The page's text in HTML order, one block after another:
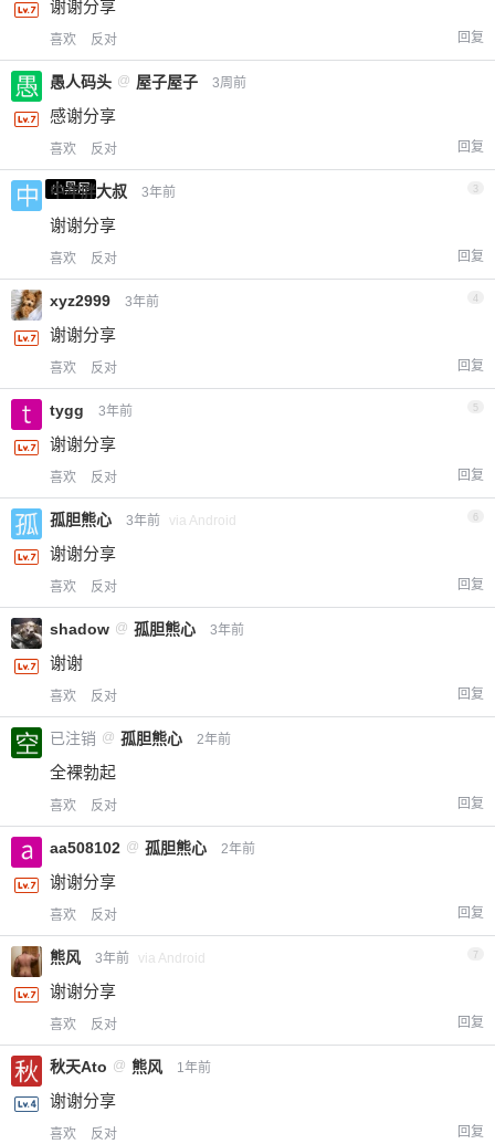
谢谢分享
喜欢 反对 回复
愚人码头 @ 屋子屋子 3周前
感谢分享
喜欢 反对 回复
小黑屋
中年胖大叔 3年前 3
谢谢分享
喜欢 反对 回复
xyz2999 3年前 4
谢谢分享
喜欢 反对 回复
tygg 3年前 5
谢谢分享
喜欢 反对 回复
孤胆熊心 3年前 via Android 6
谢谢分享
喜欢 反对 回复
shadow @ 孤胆熊心 3年前
谢谢
喜欢 反对 回复
已注销 @ 孤胆熊心 2年前
全裸勃起
喜欢 反对 回复
aa508102 @ 孤胆熊心 2年前
谢谢分享
喜欢 反对 回复
熊风 3年前 via Android 7
谢谢分享
喜欢 反对 回复
秋天Ato @ 熊风 1年前
谢谢分享
喜欢 反对 回复